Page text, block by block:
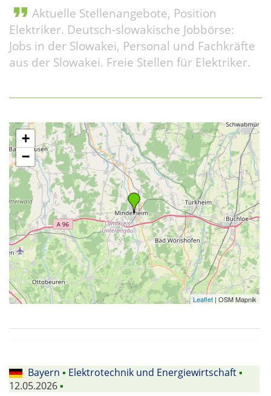
format_quote Aktuelle Stellenangebote, Position
Elektriker. Deutsch-slowakische Jobbörse:
Jobs in der Slowakei, Personal und Fachkräfte
aus der Slowakei. Freie Stellen für Elektriker.
+
−
Leaflet| OSM Mapnik
Bayern ▪ Elektrotechnik und Energiewirtschaft▪
12.05.2026▪